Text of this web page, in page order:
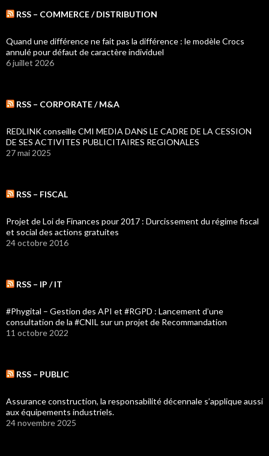
RSS – COMMERCE / DISTRIBUTION
Quand une différence ne fait pas la différence : le modèle Crocs
annulé pour défaut de caractère individuel
6 juillet 2026
RSS – CORPORATE / M&A
REDLINK conseille CMI MEDIA DANS LE CADRE DE LA CESSION
DE SES ACTIVITES PUBLICITAIRES REGIONALES
27 mai 2025
RSS – FISCAL
Projet de Loi de Finances pour 2017 : Durcissement du régime fiscal
et social des actions gratuites
24 octobre 2016
RSS – IP / IT
#Phygital – Gestion des API et #RGPD : Lancement d’une
consultation de la #CNIL sur un projet de Recommandation
11 octobre 2022
RSS – PUBLIC
Assurance construction, la responsabilité décennale s’applique aussi
aux équipements industriels.
24 novembre 2025